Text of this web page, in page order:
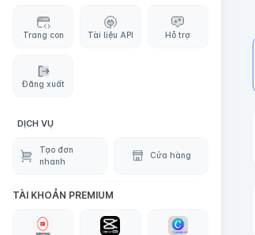
Trang con Tài liệu API Hỗ trợ
Đăng xuất
DỊCH VỤ
Tạo đơn
nhanh
Cửa hàng
TÀI KHOẢN PREMIUM